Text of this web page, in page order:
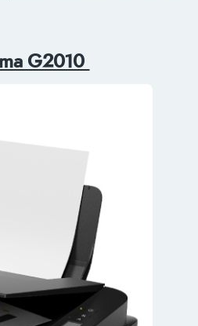
G2010